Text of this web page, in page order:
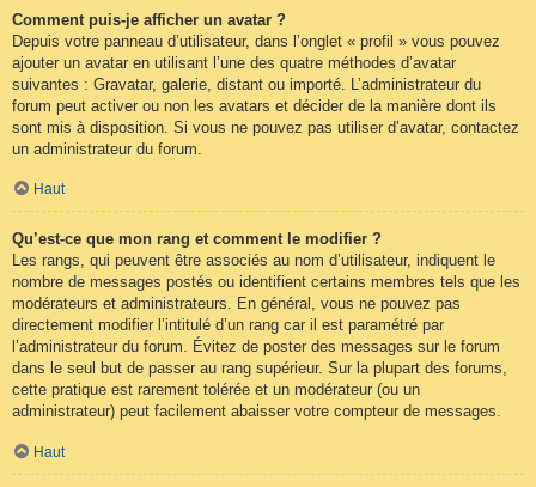
Comment puis-je afficher un avatar ?
Depuis votre panneau d’utilisateur, dans l’onglet « profil » vous pouvez
ajouter un avatar en utilisant l’une des quatre méthodes d’avatar
suivantes : Gravatar, galerie, distant ou importé. L’administrateur du
forum peut activer ou non les avatars et décider de la manière dont ils
sont mis à disposition. Si vous ne pouvez pas utiliser d’avatar, contactez
un administrateur du forum.
Haut
Qu’est-ce que mon rang et comment le modifier ?
Les rangs, qui peuvent être associés au nom d’utilisateur, indiquent le
nombre de messages postés ou identifient certains membres tels que les
modérateurs et administrateurs. En général, vous ne pouvez pas
directement modifier l’intitulé d’un rang car il est paramétré par
l’administrateur du forum. Évitez de poster des messages sur le forum
dans le seul but de passer au rang supérieur. Sur la plupart des forums,
cette pratique est rarement tolérée et un modérateur (ou un
administrateur) peut facilement abaisser votre compteur de messages.
Haut